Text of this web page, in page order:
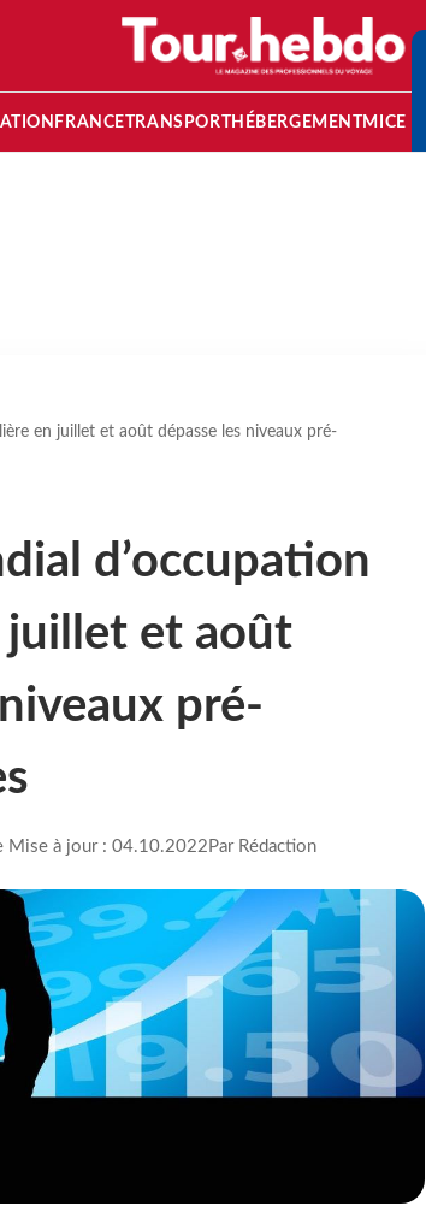
FRANCETRANSPORT HÉBERGEMENTMICE
en juillet et août dépasse les niveaux pré-
d’occupation
juillet et août
pré-
Mise à jour : 04.10.2022Par Rédaction